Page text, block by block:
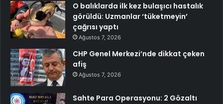
O balıklarda ilk kez bulaşıcı hastalık
görüldü: Uzmanlar ‘tüketmeyin’
çağrısı yaptı
Ağustos 7, 2026
CHP Genel Merkezi’nde dikkat çeken
afiş
Ağustos 7, 2026
Sahte Para Operasyonu: 2 Gözaltı